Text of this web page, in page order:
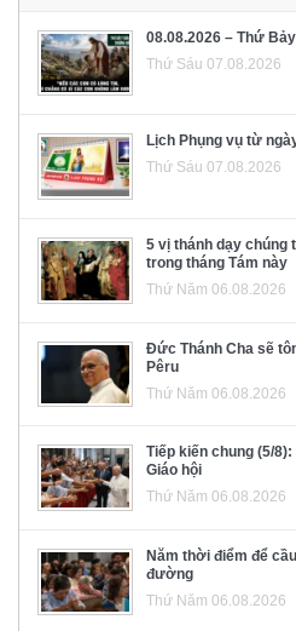
08.08.2026 – Thứ
Thứ Sáu 07.08.2026
Lịch Phụng vụ từ
Thứ Sáu 07.08.2026
5 vị thánh dạy chúng
trong tháng Tám này
Thứ Năm 06.08.2026
Đức Thánh Cha sẽ
Pêru
Thứ Năm 06.08.2026
Tiếp kiến chung (5/
Giáo hội
Thứ Năm 06.08.2026
Năm thời điểm để
đường
Thứ Năm 06.08.2026